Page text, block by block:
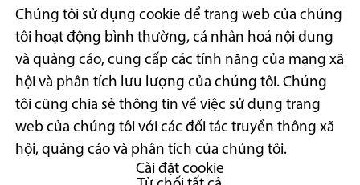
Địa chỉ trụ sở: Số 12, Đường 15, Khu phố 13, Phường Linh Xuân,
Thành phố Hồ Chí Minh.
Địa chỉ liên hệ: Lầu 17, P.1702, Tòa nhà Centec Tower, 72-74 Nguyễn
Thị Minh Khai, Phường Xuân Hòa, Thành phố Hồ Chí Minh.
Điện thoại: (+84)-028-38.242.818 | Fax: (+84)-028-38.242.817
GPKD số: 0300787557 do Sở Kế hoạch & Đầu tư Tp. Hồ Chí Minh cấp
ngày 17/11/2006
Copyright© 2026 Toshiba Vietnam Consumer Products Co., Ltd., All
Rights Reserved.
Chúng tôi sử dụng cookie để trang web của chúng
tôi hoạt động bình thường, cá nhân hoá nội dung
và quảng cáo, cung cấp các tính năng của mạng xã
hội và phân tích lưu lượng của chúng tôi. Chúng
tôi cũng chia sẻ thông tin về việc sử dụng trang
web của chúng tôi với các đối tác truyền thông xã
hội, quảng cáo và phân tích của chúng tôi.
Cài đặt cookie